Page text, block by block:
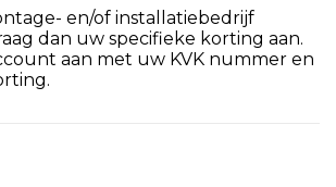
en/of installatiebedrijf
dan uw specifieke korting aan.
aan met uw KVK nummer en